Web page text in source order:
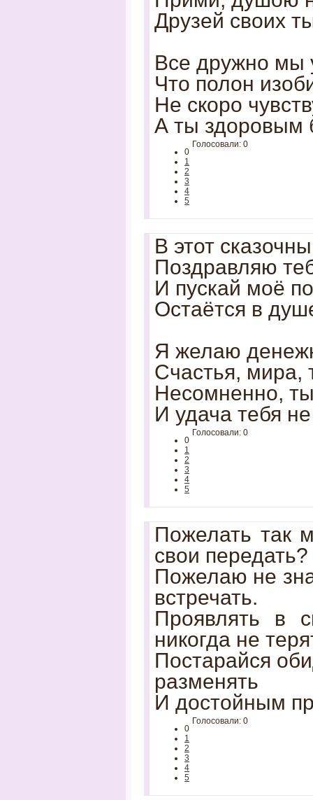
Друзей своих
Все дружно мы
Что полон
Не скоро
А ты здоровым
0
1
2
3
4
5
Голосовали: 0
В этот
Поздравляю
И пускай моё
Остаётся в
Я желаю
Счастья, мира,
Несомненно,
И удача тебя
0
1
2
3
4
5
Голосовали: 0
Пожелать так
свои передать?
Пожелаю не
встречать.
Проявлять в
никогда не
Постарайся
разменять
И достойным
0
1
2
3
4
5
Голосовали: 0